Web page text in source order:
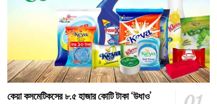
কেয়া কসমেটিকসের ৮.৫ হাজার কোটি টাকা ‘উধাও’